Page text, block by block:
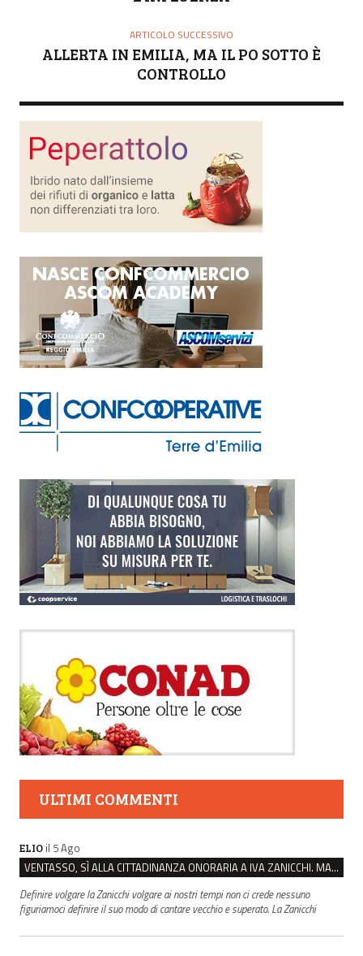
ARTICOLO SUCCESSIVO
ALLERTA IN EMILIA, MA IL PO SOTTO È
CONTROLLO
ULTIMI COMMENTI
ELIO il 5 Ago
VENTASSO, SÌ ALLA CITTADINANZA ONORARIA A IVA ZANICCHI. MA BARGIACCHI: “È DI PESSIMO GUSTO”
Definire volgare la Zanicchi volgare ai nostri tempi non ci crede nessuno
figuriamoci definire il suo modo di cantare vecchio e superato. La Zanicchi